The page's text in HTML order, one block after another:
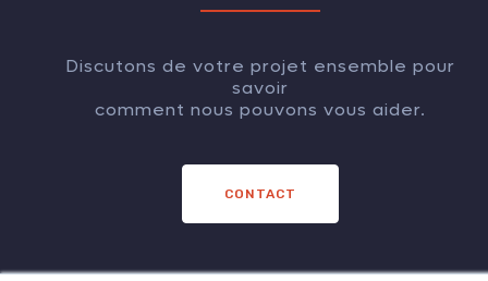
Discutons de votre projet ensemble pour
savoir
comment nous pouvons vous aider.
CONTACT